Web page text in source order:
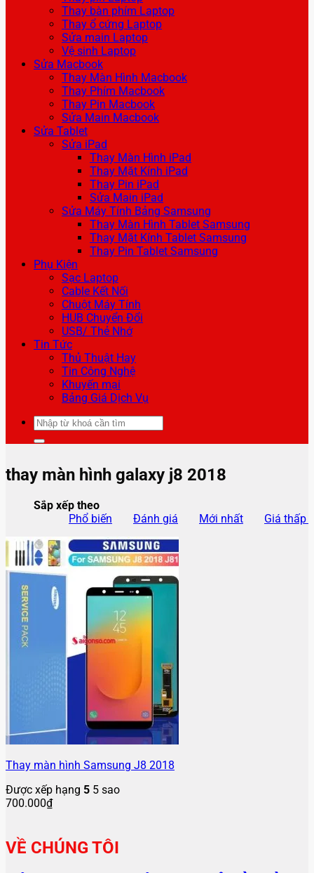
Thay bàn phím Laptop
Thay ổ cứng Laptop
Sửa main Laptop
Vệ sinh Laptop
Sửa Macbook
Thay Màn Hình Macbook
Thay Phím Macbook
Thay Pin Macbook
Sửa Main Macbook
Sửa Tablet
Sửa iPad
Thay Màn Hình iPad
Thay Mặt Kính iPad
Thay Pin iPad
Sửa Main iPad
Sửa Máy Tính Bảng Samsung
Thay Màn Hình Tablet Samsung
Thay Mặt Kính Tablet Samsung
Thay Pin Tablet Samsung
Phụ Kiện
Sạc Laptop
Cable Kết Nối
Chuột Máy Tính
HUB Chuyển Đổi
USB/ Thẻ Nhớ
Tin Tức
Thủ Thuật Hay
Tin Công Nghệ
Khuyến mại
Bảng Giá Dịch Vụ
Tìm
kiếm:
thay màn hình galaxy j8 2018
Sắp xếp theo
Phổ biến
Đánh giá Mới nhất Giá thấp
Thay màn hình Samsung J8 2018
Được xếp hạng 5 5 sao
700.000₫
VỀ CHÚNG TÔI